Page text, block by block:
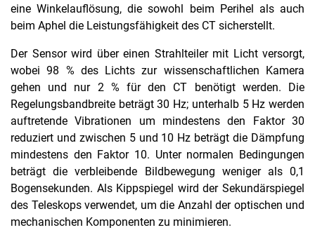
eine Winkelauflösung, die sowohl beim Perihel als auch
beim Aphel die Leistungsfähigkeit des CT sicherstellt.
Der Sensor wird über einen Strahlteiler mit Licht versorgt,
wobei 98 % des Lichts zur wissenschaftlichen Kamera
gehen und nur 2 % für den CT benötigt werden. Die
Regelungsbandbreite beträgt 30 Hz; unterhalb 5 Hz werden
auftretende Vibrationen um mindestens den Faktor 30
reduziert und zwischen 5 und 10 Hz beträgt die Dämpfung
mindestens den Faktor 10. Unter normalen Bedingungen
beträgt die verbleibende Bildbewegung weniger als 0,1
Bogensekunden. Als Kippspiegel wird der Sekundärspiegel
des Teleskops verwendet, um die Anzahl der optischen und
mechanischen Komponenten zu minimieren.